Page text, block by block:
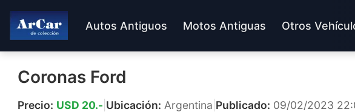
Autos Antiguos Motos Antiguas Otros
Coronas Ford
Precio: USD 20.- Ubicación: Argentina Publicado: 09/02/2023